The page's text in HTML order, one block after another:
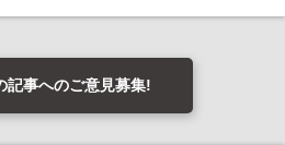
記事へのご意見募集!